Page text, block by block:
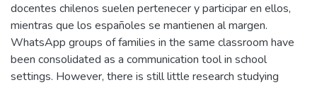
docentes chilenos suelen pertenecer y participar en ellos,
mientras que los españoles se mantienen al margen.
WhatsApp groups of families in the same classroom have
been consolidated as a communication tool in school
settings. However, there is still little research studying